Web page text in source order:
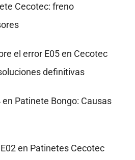
Cecotec: freno
el error E05 en Cecotec
definitivas
en Patinete Bongo: Causas
en Patinetes Cecotec